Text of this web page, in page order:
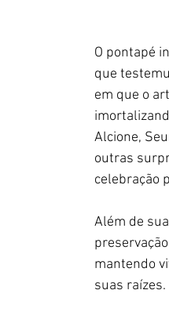
O pontapé
que
em que o
Alcione,
outras
celebração
Além de
mantendo
suas raízes.